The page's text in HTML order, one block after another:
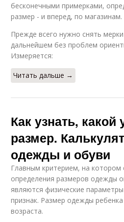
бесконечными примерками,
размер - и вперед, по магазинам.
Прежде всего нужно снять
дальнейшем без проблем
Измеряется:
Читать дальше →
Как узнать, какой
размер.
одежды и обуви
Главным критерием, на котором
определения размеров одежды
являются физические
признак. Размер одежды
возраста.